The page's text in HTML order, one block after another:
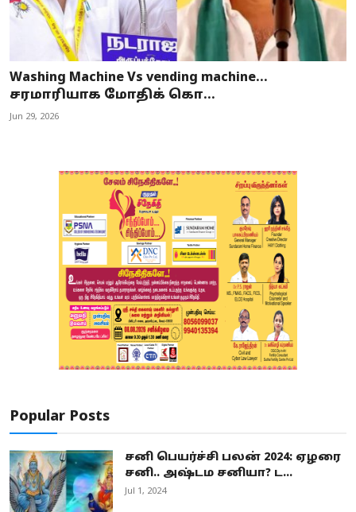
Washing Machine Vs vending machine…
சரமாரியாக மோதிக் கொ...
Jun 29, 2026
Popular Posts
சனி பெயர்ச்சி பலன் 2024: ஏழரை
சனி.. அஷ்டம சனியா? ட...
Jul 1, 2024